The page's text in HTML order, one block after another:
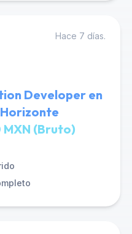
Hace 7 días.
Developer en
(Bruto)